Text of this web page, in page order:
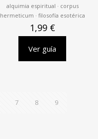
alquimia espiritual · corpus
hermeticum · filosofía esotérica
1,99 €
Ver guía
7 8 9